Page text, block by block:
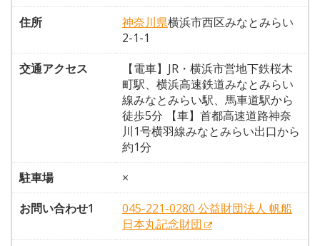
住所
神奈川県横浜市西区みなとみらい
2-1-1
交通アクセス
【電車】JR・横浜市営地下鉄桜木
町駅、横浜高速鉄道みなとみらい
線みなとみらい駅、馬車道駅から
徒歩5分 【車】首都高速道路神奈
川1号横羽線みなとみらい出口から
約1分
駐車場
×
お問い合わせ1
045-221-0280 公益財団法人 帆船
日本丸記念財団